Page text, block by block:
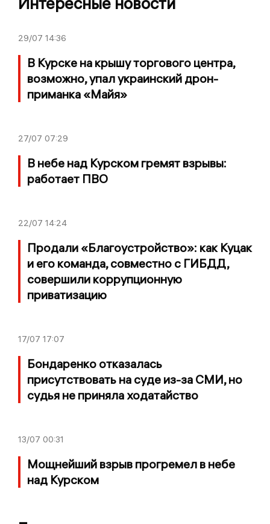
29/07 14:36
В Курске на крышу торгового центра,
возможно, упал украинский дрон-
приманка «Майя»
27/07 07:29
В небе над Курском гремят взрывы:
работает ПВО
22/07 14:24
Продали «Благоустройство»: как Куцак
и его команда, совместно с ГИБДД,
совершили коррупционную
приватизацию
17/07 17:07
Бондаренко отказалась
присутствовать на суде из-за СМИ, но
судья не приняла ходатайство
13/07 00:31
Мощнейший взрыв прогремел в небе
над Курском